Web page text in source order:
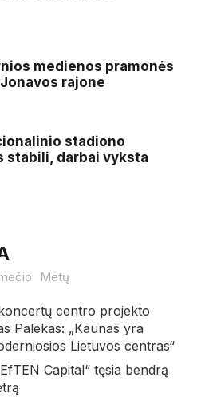
medienos pramonės
rajone
stadiono
stabili, darbai vyksta
Metų
centro projekto
Palekas: „Kaunas yra
Lietuvos centras“
Capital“ tęsia bendrą